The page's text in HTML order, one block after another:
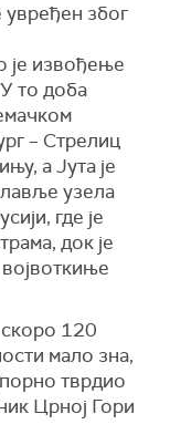
због
је извођење
то доба
– Стрелиц
а Јута је
узела
где је
док је
скоро 120
мало зна,
тврдио
Црној Гори